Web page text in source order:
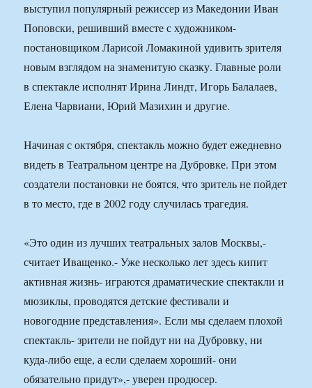
выступил популярный режиссер из Македонии Иван
Поповски, решивший вместе с художником-
постановщиком Ларисой Ломакиной удивить зрителя
новым взглядом на знаменитую сказку. Главные роли
в спектакле исполнят Ирина Линдт, Игорь Балалаев,
Елена Чарвиани, Юрий Мазихин и другие.
Начиная с октября, спектакль можно будет ежедневно
видеть в Театральном центре на Дубровке. При этом
создатели постановки не боятся, что зритель не пойдет
в то место, где в 2002 году случилась трагедия.
«Это один из лучших театральных залов Москвы,-
считает Иващенко.- Уже несколько лет здесь кипит
активная жизнь- играются драматические спектакли и
мюзиклы, проводятся детские фестивали и
новогодние представления». Если мы сделаем плохой
спектакль- зрители не пойдут ни на Дубровку, ни
куда-либо еще, а если сделаем хороший- они
обязательно придут»,- уверен продюсер.